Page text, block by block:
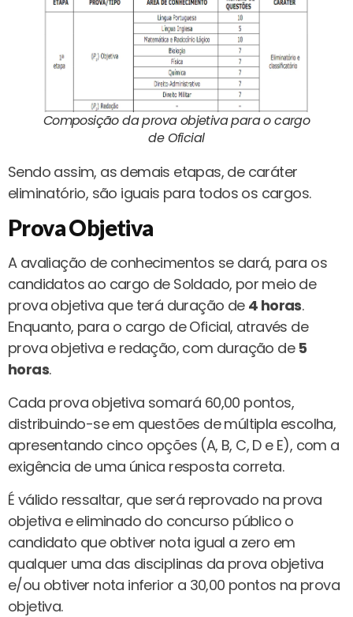
Composição da prova objetiva para o cargo
de Oficial
Sendo assim, as demais etapas, de caráter
eliminatório, são iguais para todos os cargos.
Prova Objetiva
A avaliação de conhecimentos se dará, para os
candidatos ao cargo de Soldado, por meio de
prova objetiva que terá duração de 4 horas.
Enquanto, para o cargo de Oficial, através de
prova objetiva e redação, com duração de 5
horas.
Cada prova objetiva somará 60,00 pontos,
distribuindo-se em questões de múltipla escolha,
apresentando cinco opções (A, B, C, D e E), com a
exigência de uma única resposta correta.
É válido ressaltar, que será reprovado na prova
objetiva e eliminado do concurso público o
candidato que obtiver nota igual a zero em
qualquer uma das disciplinas da prova objetiva
e/ou obtiver nota inferior a 30,00 pontos na prova
objetiva.